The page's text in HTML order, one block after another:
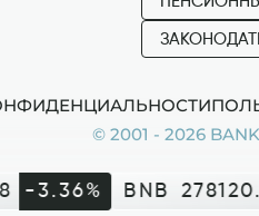
© 2001 - 2026
-3.36% BNB